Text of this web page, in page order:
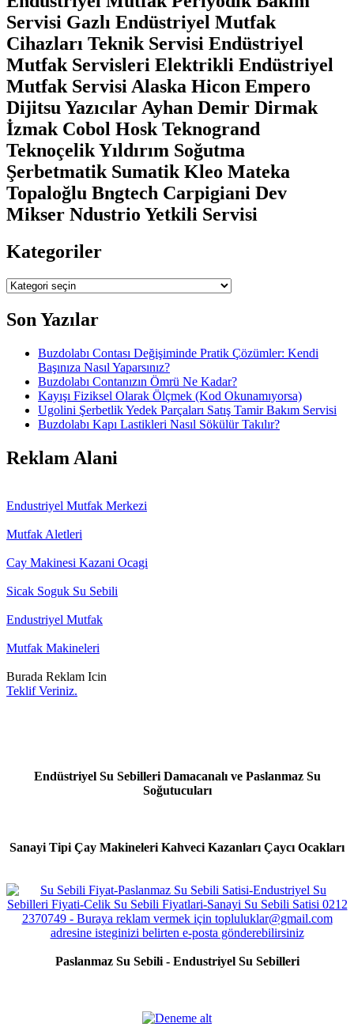
Servisi Gazlı Endüstriyel Mutfak
Cihazları Teknik Servisi Endüstriyel
Mutfak Servisleri Elektrikli Endüstriyel
Mutfak Servisi Alaska Hicon Empero
Dijitsu Yazıcılar Ayhan Demir Dirmak
İzmak Cobol Hosk Teknogrand
Teknoçelik Yıldırım Soğutma
Şerbetmatik Sumatik Kleo Mateka
Topaloğlu Bngtech Carpigiani Dev
Mikser Ndustrio Yetkili Servisi
Kategoriler
Kategoriler
Son Yazılar
Buzdolabı Contası Değişiminde Pratik Çözümler: Kendi
Başınıza Nasıl Yaparsınız?
Buzdolabı Contanızın Ömrü Ne Kadar?
Kayışı Fiziksel Olarak Ölçmek (Kod Okunamıyorsa)
Ugolini Şerbetlik Yedek Parçaları Satış Tamir Bakım Servisi
Buzdolabı Kapı Lastikleri Nasıl Sökülür Takılır?
Reklam Alani
Endustriyel Mutfak Merkezi
Mutfak Aletleri
Cay Makinesi Kazani Ocagi
Sicak Soguk Su Sebili
Endustriyel Mutfak
Mutfak Makineleri
Burada Reklam Icin
Teklif Veriniz.
Endüstriyel Su Sebilleri Damacanalı ve Paslanmaz Su
Soğutucuları
Sanayi Tipi Çay Makineleri Kahveci Kazanları Çaycı Ocakları
Paslanmaz Su Sebili - Endustriyel Su Sebilleri